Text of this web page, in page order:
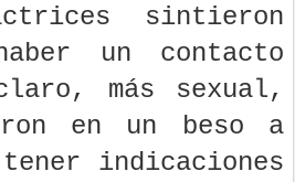
sintieron
un contacto
más sexual,
en un beso a
indicaciones